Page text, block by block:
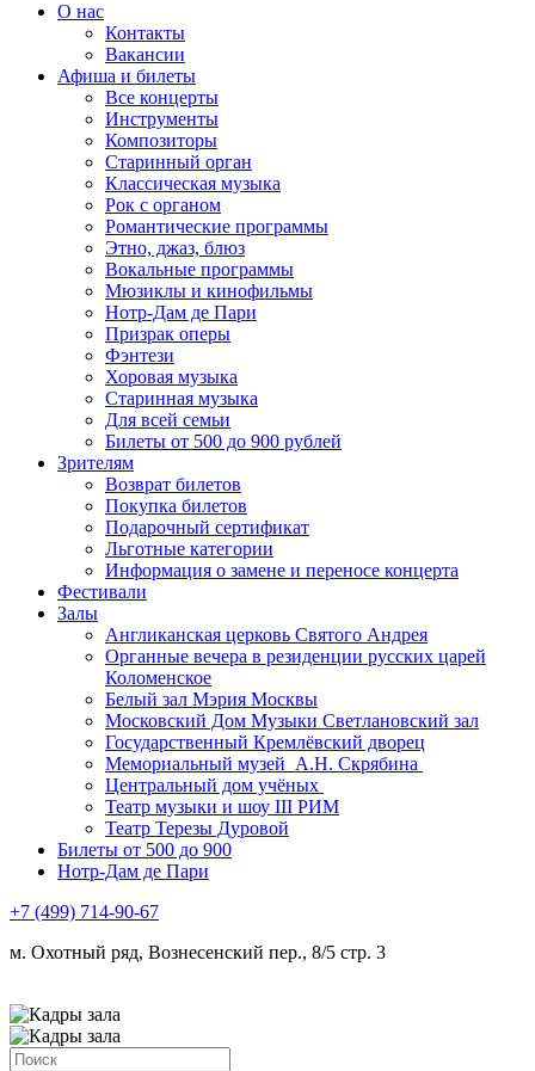
О нас
Контакты
Вакансии
Афиша и билеты
Все концерты
Инструменты
Композиторы
Старинный орган
Классическая музыка
Рок с органом
Романтические программы
Этно, джаз, блюз
Вокальные программы
Мюзиклы и кинофильмы
Нотр-Дам де Пари
Призрак оперы
Фэнтези
Хоровая музыка
Старинная музыка
Для всей семьи
Билеты от 500 до 900 рублей
Зрителям
Возврат билетов
Покупка билетов
Подарочный сертификат
Льготные категории
Информация о замене и переносе концерта
Фестивали
Залы
Англиканская церковь Святого Андрея
Органные вечера в резиденции русских царей
Коломенское
Белый зал Мэрия Москвы
Московский Дом Музыки Светлановский зал
Государственный Кремлёвский дворец
Мемориальный музей А.Н. Скрябина
Центральный дом учёных
Театр музыки и шоу III РИМ
Театр Терезы Дуровой
Билеты от 500 до 900
Нотр-Дам де Пари
+7 (499) 714-90-67
м. Охотный ряд, Вознесенский пер., 8/5 стр. 3